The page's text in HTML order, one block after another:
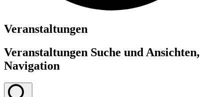
Veranstaltungen
Veranstaltungen Suche und Ansichten,
Navigation